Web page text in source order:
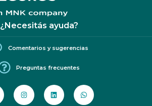
¿Necesitás ayuda?
Comentarios y sugerencias
Preguntas frecuentes